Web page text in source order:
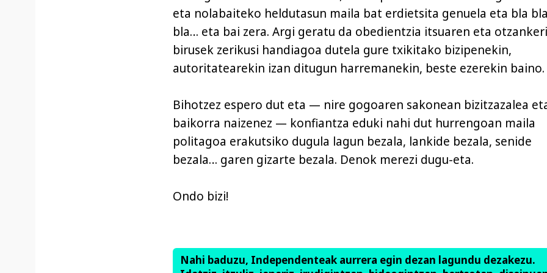
eta nolabaiteko heldutasun maila bat erdietsita genuela eta bla bla
bla… eta bai zera. Argi geratu da obedientzia itsuaren eta
birusek zerikusi handiagoa dutela gure txikitako bizipenekin,
autoritatearekin izan ditugun harremanekin, beste ezerekin baino.
Bihotzez espero dut eta — nire gogoaren sakonean bizitzazalea
baikorra naizenez — konfiantza eduki nahi dut hurrengoan maila
politagoa erakutsiko dugula lagun bezala, lankide bezala, senide
bezala… garen gizarte bezala. Denok merezi dugu-eta.
Ondo bizi!
Nahi baduzu, Independenteak aurrera egin dezan lagundu dezakezu.